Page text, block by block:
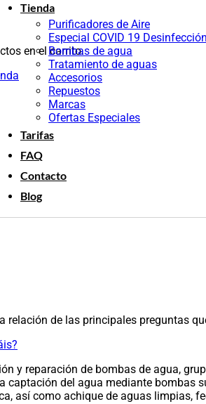
en el carrito.
Tienda
Purificadores de Aire
Especial COVID 19 Desinfección
Bombas de agua
Tratamiento de aguas
Accesorios
Repuestos
Marcas
Ofertas Especiales
Tarifas
FAQ
Contacto
Blog
relación de las principales preguntas
y reparación de bombas de agua,
captación del agua mediante bombas
así como achique de aguas limpias,